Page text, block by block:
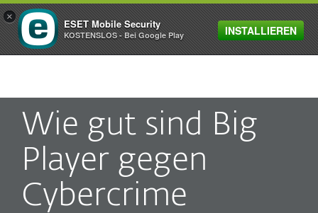
MENU
Wie gut sind Big
Player gegen
Cybercrime
×
ESET Mobile Security
KOSTENSLOS - Bei Google Play INSTALLIEREN